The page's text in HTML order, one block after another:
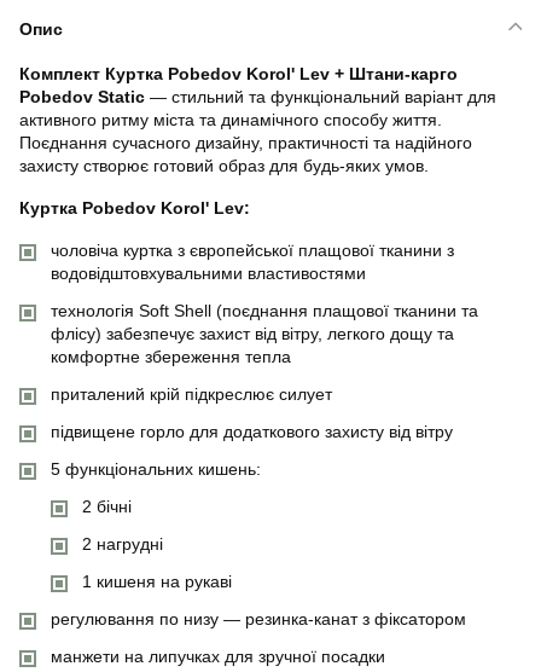
Опис
Комплект Куртка Pobedov Korol' Lev + Штани-карго
Pobedov Static — стильний та функціональний варіант для
активного ритму міста та динамічного способу життя.
Поєднання сучасного дизайну, практичності та надійного
захисту створює готовий образ для будь-яких умов.
Куртка Pobedov Korol' Lev:
чоловіча куртка з європейської плащової тканини з
водовідштовхувальними властивостями
технологія Soft Shell (поєднання плащової тканини та
флісу) забезпечує захист від вітру, легкого дощу та
комфортне збереження тепла
приталений крій підкреслює силует
підвищене горло для додаткового захисту від вітру
5 функціональних кишень:
2 бічні
2 нагрудні
1 кишеня на рукаві
регулювання по низу — резинка-канат з фіксатором
манжети на липучках для зручної посадки